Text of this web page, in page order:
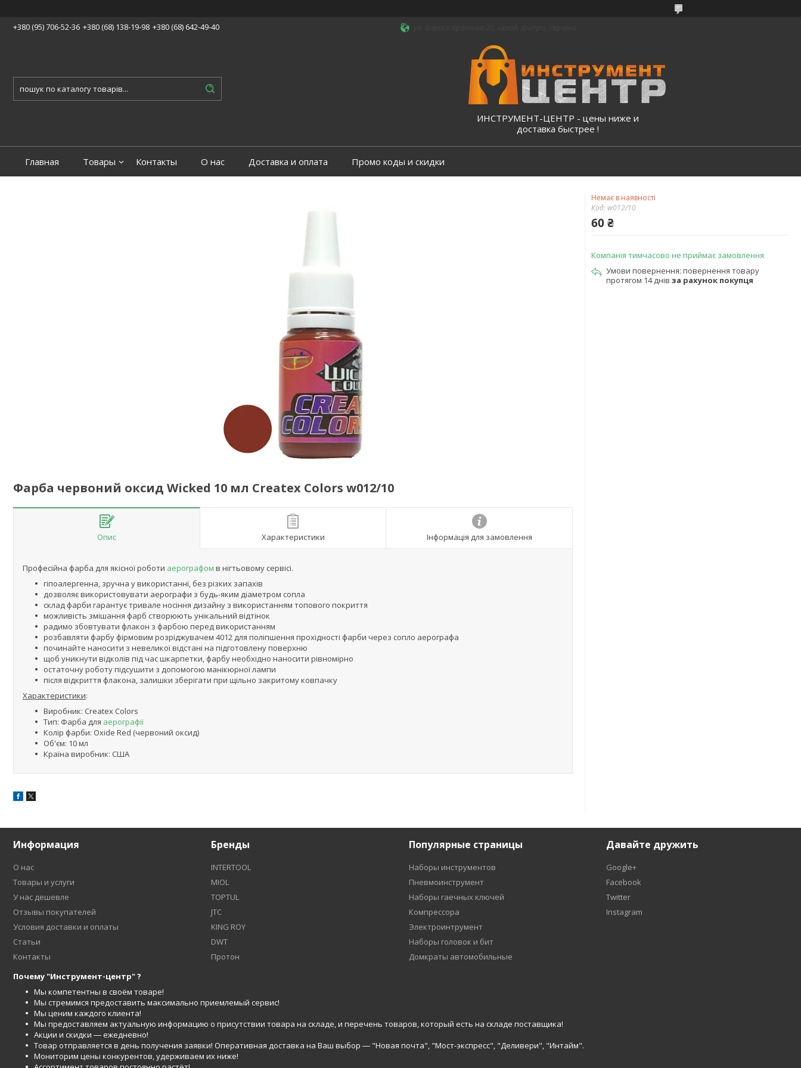
+380 (95) 706-52-36 +380 (68) 138-19-98 +380 (68) 642-49-40
ИНСТРУМЕНТ-ЦЕНТР - цены ниже и
доставка быстрее !
Главная Товары Контакты О нас Доставка и оплата Промо коды и скидки
Фарба червоний оксид Wicked 10 мл Createx Colors w012/10
Опис Характеристики Інформація для замовлення
Професійна фарба для якісної роботи аерографом в нігтьовому сервісі.
гіпоалергенна, зручна у використанні, без різких запахів
дозволяє використовувати аерографи з будь-яким діаметром сопла
склад фарби гарантує тривале носіння дизайну з використанням топового покриття
можливість змішання фарб створюють унікальний відтінок
радимо збовтувати флакон з фарбою перед використанням
розбавляти фарбу фірмовим розріджувачем 4012 для поліпшення прохідності фарби через сопло аерографа
починайте наносити з невеликої відстані на підготовлену поверхню
щоб уникнути відколів під час шкарпетки, фарбу необхідно наносити рівномірно
остаточну роботу підсушити з допомогою манікюрної лампи
після відкриття флакона, залишки зберігати при щільно закритому ковпачку
Характеристики:
Виробник: Createx Colors
Тип: Фарба для аерографії
Колір фарби: Oxide Red (червоний оксид)
Об'єм: 10 мл
Країна виробник: США
Немає в наявності
Код:w012/10
60 ₴
Компанія тимчасово не приймає замовлення
повернення товару
протягом 14 днів за рахунок покупця
Информация
О нас
Товары и услуги
У нас дешевле
Отзывы покупателей
Условия доставки и оплаты
Статьи
Контакты
Бренды
INTERTOOL
MIOL
TOPTUL
JTC
KING ROY
DWT
Протон
Популярные страницы
Наборы инструментов
Пневмоинструмент
Наборы гаечных ключей
Компрессора
Электроинтрумент
Наборы головок и бит
Домкраты автомобильные
Давайте дружить
Google+
Facebook
Twitter
Instagram
Почему "Инструмент-центр" ?
Мы компетентны в своём товаре!
Мы стремимся предоставить максимально приемлемый сервис!
Мы ценим каждого клиента!
Мы предоставляем актуальную информацию о присутствии товара на складе, и перечень товаров, который есть на складе поставщика!
Акции и скидки ― ежедневно!
Товар отправляется в день получения заявки! Оперативная доставка на Ваш выбор ― "Новая почта", "Мост-экспресс", "Деливери", "Интайм".
Мониторим цены конкурентов, удерживаем их ниже!